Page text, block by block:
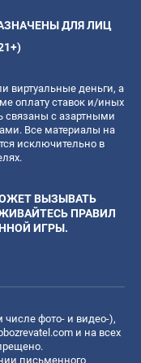
ДЛЯ ЛИЦ
виртуальные деньги, а
оплату ставок и/иных
связаны с азартными
Все материалы на
исключительно в
ВЫЗЫВАТЬ
ПРАВИЛ
ИГРЫ.
фото- и видео-),
и на всех
письменного